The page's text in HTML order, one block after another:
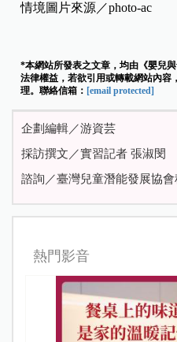
情境圖片來源／photo-ac
*本網站所發表之文章，均由《嬰兒
法律權益，若欲引用或轉載網站內容
理。聯絡信箱： [email protected]
企劃編輯／游資芸
採訪撰文／實習記者 張淑閔
諮詢／臺灣兒童潛能發展協
熱門影音